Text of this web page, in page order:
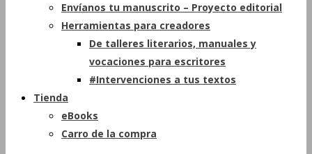
Envíanos tu manuscrito – Proyecto editorial
Herramientas para creadores
De talleres literarios, manuales y
vocaciones para escritores
#Intervenciones a tus textos
Tienda
eBooks
Carro de la compra